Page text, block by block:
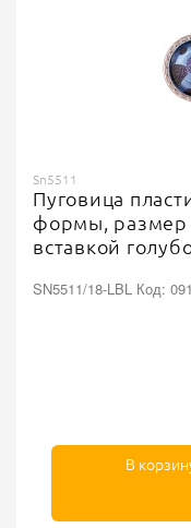
Sn5511
Пуговица
формы, размер
вставкой
SN5511/18-LBL Код:
В